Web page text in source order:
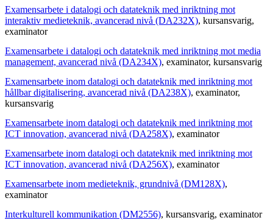
Examensarbete i datalogi och datateknik med inriktning mot
interaktiv medieteknik, avancerad nivå (DA232X), kursansvarig,
examinator
Examensarbete i datalogi och datateknik med inriktning mot media
management, avancerad nivå (DA234X), examinator, kursansvarig
Examensarbete inom datalogi och datateknik med inriktning mot
hållbar digitalisering, avancerad nivå (DA238X), examinator,
kursansvarig
Examensarbete inom datalogi och datateknik med inriktning mot
ICT innovation, avancerad nivå (DA258X), examinator
Examensarbete inom datalogi och datateknik med inriktning mot
ICT innovation, avancerad nivå (DA256X), examinator
Examensarbete inom medieteknik, grundnivå (DM128X),
examinator
Interkulturell kommunikation (DM2556), kursansvarig, examinator